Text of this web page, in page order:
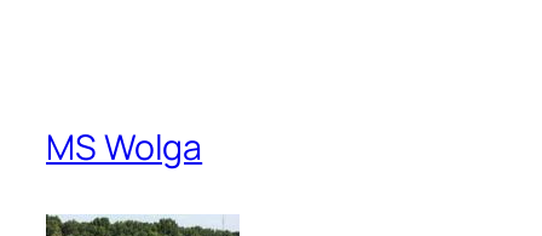
MS Wolga